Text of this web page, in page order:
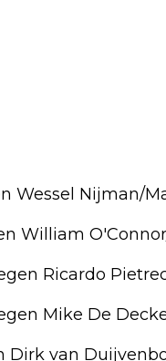
Wessel Nijman/
William
Ricardo
Mike De
Dirk van